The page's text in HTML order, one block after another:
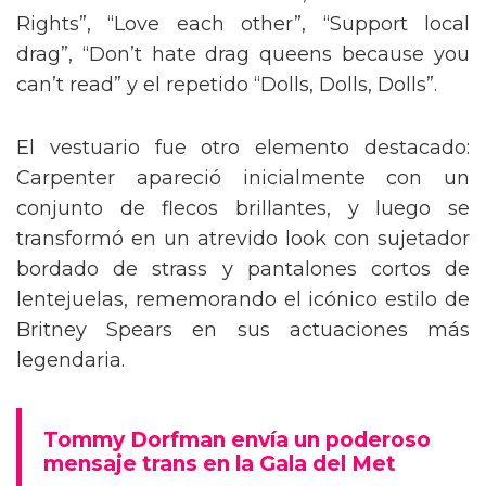
de Nueva York vintage, acompañada de
bailarines y destacadas drag queens que
alzaron carteles en defensa de los derechos
coreografía impresionante y efectos de lluvia
real sobre el escenario, logrando un impacto
visual inolvidable.
Carpenter contó con la participación de varias
figuras del universoRuPaul’s Drag Racecomo
Willam, Symone, Denali, Laganja Estranja y
Lexi Love, así como la legendaria figura del
un performance repleto de solidaridad y
actitud. En momentos clave del show, los
presentes agitaron carteles con mensajes